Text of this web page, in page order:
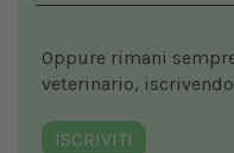
Oppure rimani
veterinario,
ISCRIVITI